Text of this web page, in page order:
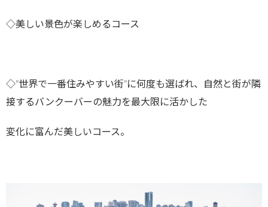
◇美しい景色が楽しめるコース
◇”世界で一番住みやすい街”に何度も選ばれ、自然と街が隣
接するバンクーバーの魅力を最大限に活かした
変化に富んだ美しいコース。